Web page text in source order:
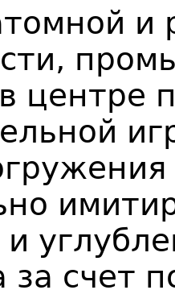
и
центре
за счет